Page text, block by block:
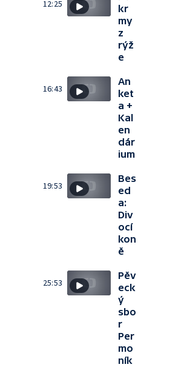
12:25
kr
my
z
rýž
e
16:43
An
ket
a +
Kal
en
dár
ium
19:53
Bes
ed
a:
Div
ocí
kon
ě
25:53
Pěv
eck
ý
sbo
r
Per
mo
ník